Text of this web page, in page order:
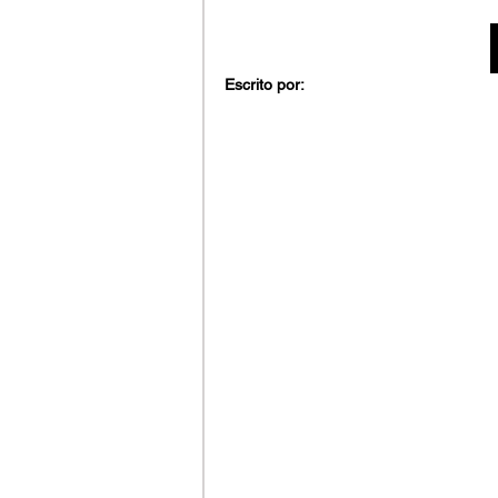
Escrito por: